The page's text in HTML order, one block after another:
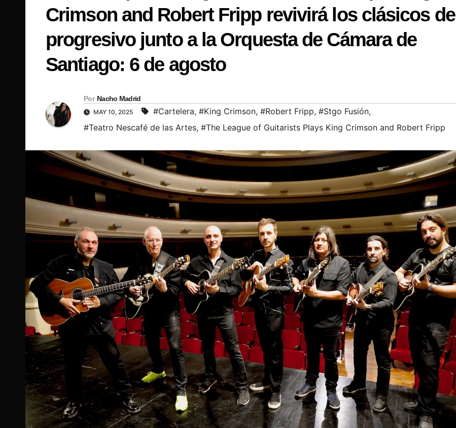
Crimson and Robert Fripp revivirá los clásicos del
progresivo junto a la Orquesta de Cámara de
Santiago: 6 de agosto
Por Nacho Madrid
MAY 10, 2025 #Cartelera, #King Crimson, #Robert Fripp, #Stgo Fusión,
#Teatro Nescafé de las Artes, #The League of Guitarists Plays King Crimson and Robert Fripp